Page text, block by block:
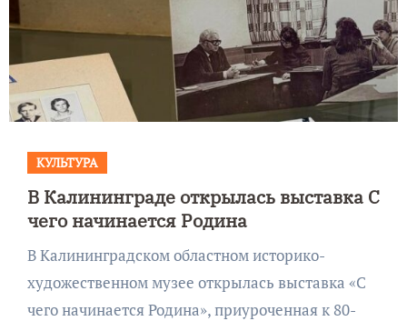
КУЛЬТУРА
В Калининграде открылась выставка С
чего начинается Родина
В Калининградском областном историко-
художественном музее открылась выставка «С
чего начинается Родина», приуроченная к 80-